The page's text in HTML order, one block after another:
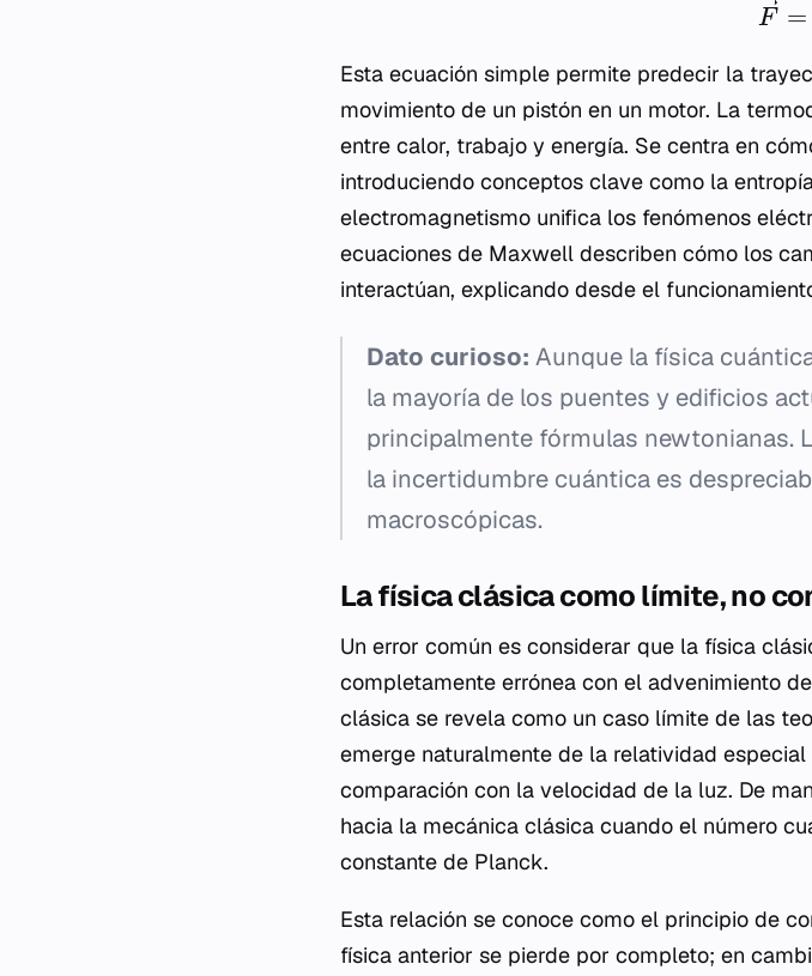
F =
Esta ecuación simple permite predecir la
movimiento de un pistón en un motor. La
entre calor, trabajo y energía. Se centra en
introduciendo conceptos clave como la
electromagnetismo unifica los fenómenos
ecuaciones de Maxwell describen cómo los
interactúan, explicando desde el
Dato curioso: Aunque la física
la mayoría de los puentes y edificios
principalmente fórmulas newtonianas.
la incertidumbre cuántica es
macroscópicas.
La física clásica como límite, no
Un error común es considerar que la física
completamente errónea con el advenimiento
clásica se revela como un caso límite de las
emerge naturalmente de la relatividad
comparación con la velocidad de la luz. De
hacia la mecánica clásica cuando el número
constante de Planck.
Esta relación se conoce como el principio de
física anterior se pierde por completo; en